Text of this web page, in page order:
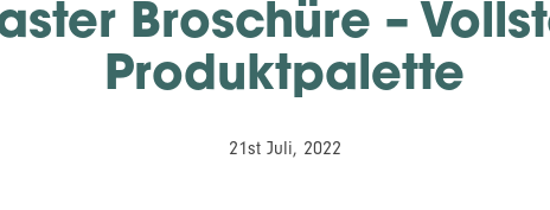
Broschüre –
Produktpalette
21st Juli, 2022